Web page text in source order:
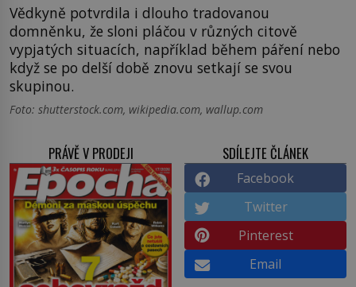
Vědkyně potvrdila i dlouho tradovanou
domněnku, že sloni pláčou v různých citově
vypjatých situacích, například během páření nebo
když se po delší době znovu setkají se svou
skupinou.
Foto: shutterstock.com, wikipedia.com, wallup.com
PRÁVĚ V PRODEJI SDÍLEJTE ČLÁNEK
Facebook
Twitter
Pinterest
Email